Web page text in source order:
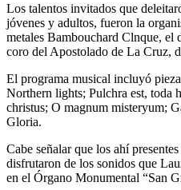
Los talentos invitados que
jóvenes y adultos, fueron la
metales Bambouchard Clnque, el
coro del Apostolado de La Cruz,
El programa musical incluyó
Northern lights; Pulchra est, toda
christus; O magnum misteryum;
Gloria.
Cabe señalar que los ahí
disfrutaron de los sonidos que
en el Órgano Monumental “San